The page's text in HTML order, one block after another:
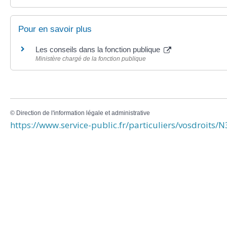
Pour en savoir plus
Les conseils dans la fonction publique
Ministère chargé de la fonction publique
© Direction de l'information légale et administrative
https://www.service-public.fr/particuliers/vosdroits/